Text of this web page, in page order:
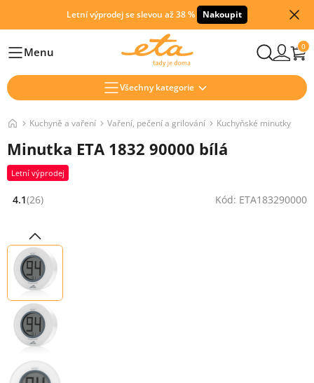
Letní výprodej se slevou až 38 % Nakoupit
HlavníMenu 0
Všechny kategorie
Kuchyně a vaření Vaření, pečení a grilování Kuchyňské minutky
Minutka ETA 1832 90000 bílá
Letní výprodej
Hodnocení: 4.1 z 5 (26 recenzí)
4.1(26) Kód: ETA183290000